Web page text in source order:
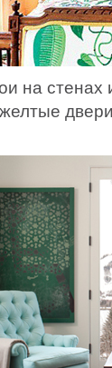
на стенах